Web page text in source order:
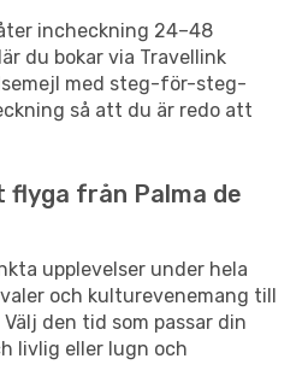
incheckning 24–48
du bokar via Travellink
med steg-för-steg-
så att du är redo att
från Palma de
upplevelser under hela
och kulturevenemang till
den tid som passar din
livlig eller lugn och